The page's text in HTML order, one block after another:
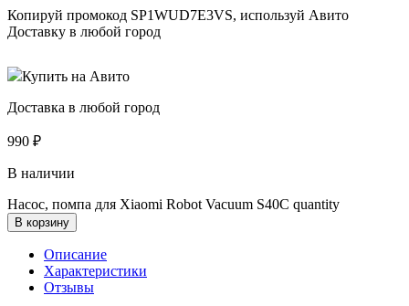
Копируй промокод SP1WUD7E3VS, используй Авито
Доставку в любой город
Купить на Авито
Доставка в любой город
990 ₽
В наличии
Насос, помпа для Xiaomi Robot Vacuum S40C quantity
В корзину
Описание
Характеристики
Отзывы